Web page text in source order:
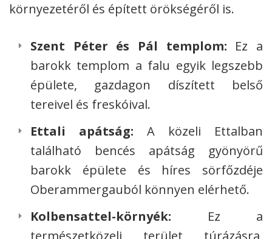
környezetéről és épített örökségéről is.
Szent Péter és Pál templom: Ez a
barokk templom a falu egyik legszebb
épülete, gazdagon díszített belső
tereivel és freskóival.
Ettali apátság: A közeli Ettalban
található bencés apátság gyönyörű
barokk épülete és híres sörfőzdéje
Oberammergauból könnyen elérhető.
Kolbensattel-környék: Ez a
természetközeli terület túrázásra,